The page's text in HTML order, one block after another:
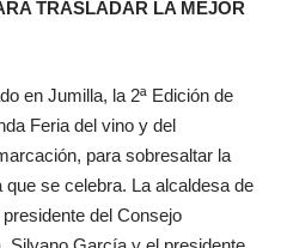
TRASLADAR LA MEJOR
en Jumilla, la 2ª Edición de
Feria del vino y del
para sobresaltar la
se celebra. La alcaldesa de
del Consejo